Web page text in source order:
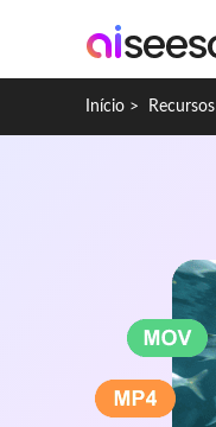
Início > Recursos